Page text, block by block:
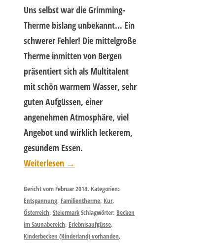
Uns selbst war die Grimming-
Therme bislang unbekannt… Ein
schwerer Fehler! Die mittelgroße
Therme inmitten von Bergen
präsentiert sich als Multitalent
mit schön warmem Wasser, sehr
guten Aufgüssen, einer
angenehmen Atmosphäre, viel
Angebot und wirklich leckerem,
gesundem Essen.
Weiterlesen →
Bericht vom Februar 2014. Kategorien:
Entspannung, Familientherme, Kur,
Österreich, SteiermarkSchlagwörter: Becken
im Saunabereich, Erlebnisaufgüsse,
Kinderbecken (Kinderland) vorhanden,